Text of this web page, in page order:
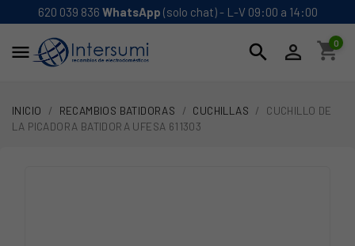
620 039 836 WhatsApp (solo chat) - L-V 09:00 a 14:00
 search  shopping_cart
0
INICIO RECAMBIOS BATIDORAS CUCHILLAS
CUCHILLO DE
LA PICADORA BATIDORA UFESA 611303